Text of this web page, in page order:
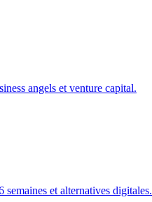
angels et venture capital.
et alternatives digitales.